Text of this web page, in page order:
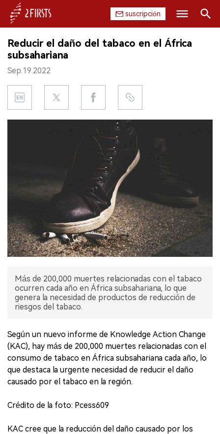
suscripción
INICIO
EMPRESA
PRODUCTO
REGULACIÓN
EXPOSICIÓN
Buscar
Reducir el daño del tabaco en el África
subsahariana
Sep.19.2022
Más de 200,000 muertes relacionadas con el tabaco
ocurren cada año en África subsahariana, lo que
genera la necesidad de productos de reducción de
riesgos del tabaco.
Según un nuevo informe de Knowledge Action Change
(KAC), hay más de 200,000 muertes relacionadas con el
consumo de tabaco en África subsahariana cada año, lo
que destaca la urgente necesidad de reducir el daño
causado por el tabaco en la región.
Crédito de la foto: Pcess609
KAC cree que la reducción del daño causado por los